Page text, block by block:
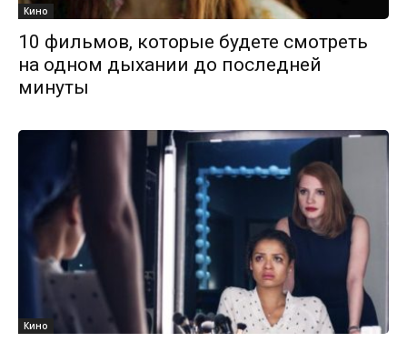
Кино
10 фильмов, которые будете смотреть
на одном дыхании до последней
минуты
Кино